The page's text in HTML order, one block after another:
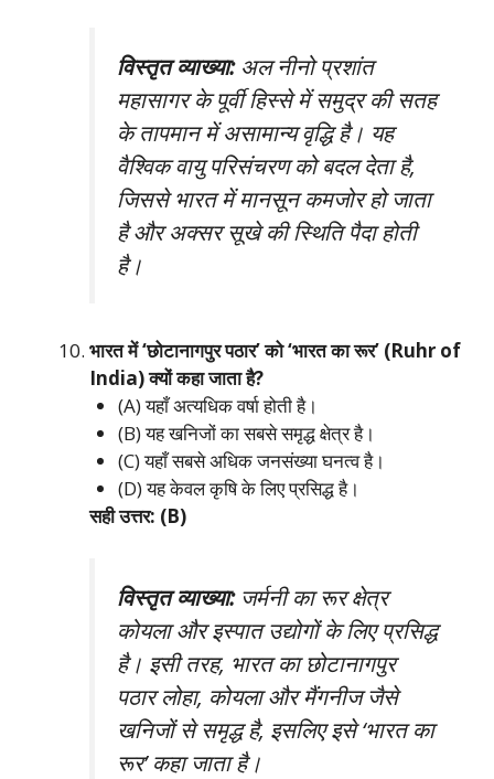
विस्तृत व्याख्या:अल नीनो प्रशांत
महासागर के पूर्वी हिस्से में समुद्र की सतह
के तापमान में असामान्य वृद्धि है। यह
वैश्विक वायु परिसंचरण को बदल देता है,
जिससे भारत में मानसून कमजोर हो जाता
है और अक्सर सूखे की स्थिति पैदा होती
है।
भारत में ‘छोटानागपुर पठार’ को ‘भारत का रूर’ (Ruhr of
India) क्यों कहा जाता है?
(A) यहाँ अत्यधिक वर्षा होती है।
(B) यह खनिजों का सबसे समृद्ध क्षेत्र है।
(C) यहाँ सबसे अधिक जनसंख्या घनत्व है।
(D) यह केवल कृषि के लिए प्रसिद्ध है।
सही उत्तर: (B)
विस्तृत व्याख्या:जर्मनी का रूर क्षेत्र
कोयला और इस्पात उद्योगों के लिए प्रसिद्ध
है। इसी तरह, भारत का छोटानागपुर
पठार लोहा, कोयला और मैंगनीज जैसे
खनिजों से समृद्ध है, इसलिए इसे ‘भारत का
रूर’ कहा जाता है।